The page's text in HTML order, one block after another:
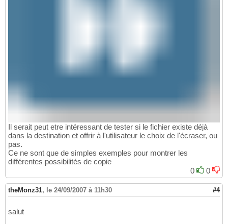
Il serait peut etre intéressant de tester si le fichier existe déjà
dans la destination et offrir à l'utilisateur le choix de l'écraser, ou
pas.
Ce ne sont que de simples exemples pour montrer les
différentes possibilités de copie
0
0
theMonz31, le 24/09/2007 à 11h30 #4
salut